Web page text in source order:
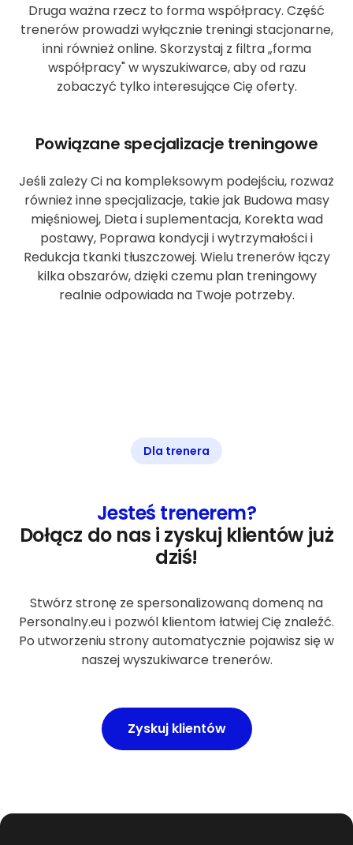
Druga ważna rzecz to forma współpracy. Część
trenerów prowadzi wyłącznie treningi stacjonarne,
inni również online. Skorzystaj z filtra „forma
współpracy" w wyszukiwarce, aby od razu
zobaczyć tylko interesujące Cię oferty.
Powiązane specjalizacje treningowe
Jeśli zależy Ci na kompleksowym podejściu, rozważ
również inne specjalizacje, takie jak Budowa masy
mięśniowej, Dieta i suplementacja, Korekta wad
postawy, Poprawa kondycji i wytrzymałości i
Redukcja tkanki tłuszczowej. Wielu trenerów łączy
kilka obszarów, dzięki czemu plan treningowy
realnie odpowiada na Twoje potrzeby.
Dla trenera
Jesteś trenerem?
Dołącz do nas i zyskuj klientów już
dziś!
Stwórz stronę ze spersonalizowaną domeną na
Personalny.eu i pozwól klientom łatwiej Cię znaleźć.
Po utworzeniu strony automatycznie pojawisz się w
naszej wyszukiwarce trenerów.
Zyskuj klientów